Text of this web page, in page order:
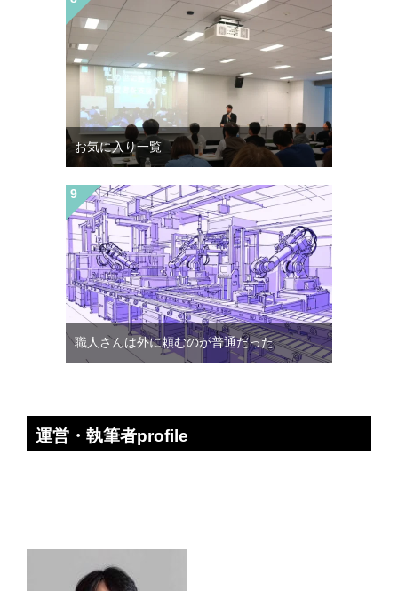
お気に入り一覧
職人さんは外に頼むのが普通だった
運営・執筆者profile